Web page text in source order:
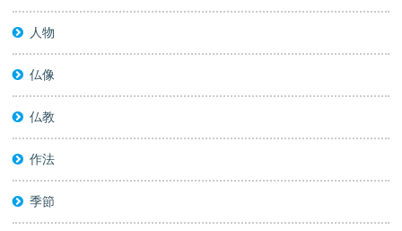
人物
仏像
仏教
作法
季節